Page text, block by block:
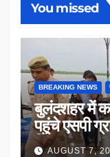
You missed
BREAKING NEWS
बुलंदशहर में
पहुंचे एसपी
किया संवाद
AUGUST 7,